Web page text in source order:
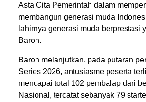
Asta Cita Pemerintah dalam
membangun generasi muda
lahirnya generasi muda berprestasi
Baron.
Baron melanjutkan, pada putaran
Series 2026, antusiasme peserta
mencapai total 102 pembalap dari
Nasional, tercatat sebanyak 79